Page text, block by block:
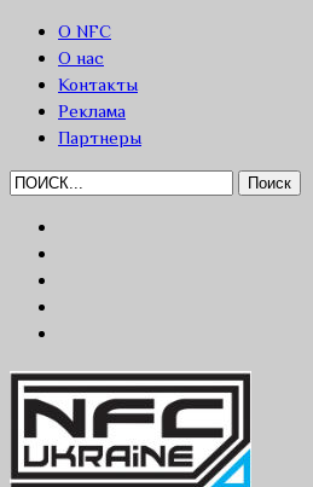
О NFC
О нас
Контакты
Реклама
Партнеры